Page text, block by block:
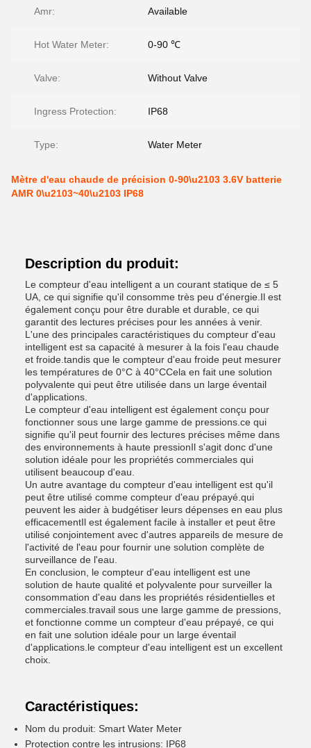
Amr: Available
Hot Water Meter: 0-90 ℃
Valve: Without Valve
Ingress Protection: IP68
Type: Water Meter
Mètre d'eau chaude de précision 0-90\u2103 3.6V batterie
AMR 0\u2103~40\u2103 IP68
Description du produit:
Le compteur d'eau intelligent a un courant statique de ≤ 5
UA, ce qui signifie qu'il consomme très peu d'énergie.Il est
également conçu pour être durable et durable, ce qui
garantit des lectures précises pour les années à venir.
L'une des principales caractéristiques du compteur d'eau
intelligent est sa capacité à mesurer à la fois l'eau chaude
et froide.tandis que le compteur d'eau froide peut mesurer
les températures de 0°C à 40°CCela en fait une solution
polyvalente qui peut être utilisée dans un large éventail
d'applications.
Le compteur d'eau intelligent est également conçu pour
fonctionner sous une large gamme de pressions.ce qui
signifie qu'il peut fournir des lectures précises même dans
des environnements à haute pressionIl s'agit donc d'une
solution idéale pour les propriétés commerciales qui
utilisent beaucoup d'eau.
Un autre avantage du compteur d'eau intelligent est qu'il
peut être utilisé comme compteur d'eau prépayé.qui
peuvent les aider à budgétiser leurs dépenses en eau plus
efficacementIl est également facile à installer et peut être
utilisé conjointement avec d'autres appareils de mesure de
l'activité de l'eau pour fournir une solution complète de
surveillance de l'eau.
En conclusion, le compteur d'eau intelligent est une
solution de haute qualité et polyvalente pour surveiller la
consommation d'eau dans les propriétés résidentielles et
commerciales.travail sous une large gamme de pressions,
et fonctionne comme un compteur d'eau prépayé, ce qui
en fait une solution idéale pour un large éventail
d'applications.le compteur d'eau intelligent est un excellent
choix.
Caractéristiques:
Nom du produit: Smart Water Meter
Protection contre les intrusions: IP68